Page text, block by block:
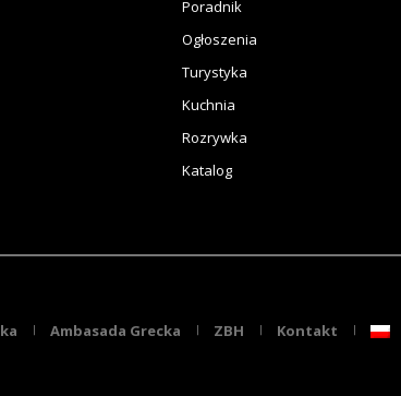
Poradnik
Ogłoszenia
Turystyka
Kuchnia
Rozrywka
Katalog
Ambasada Grecka ZBH Kontakt